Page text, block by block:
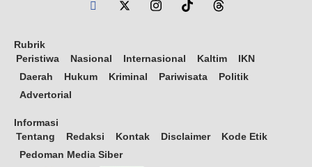
Rubrik
Peristiwa
Nasional Internasional Kaltim
IKN
Daerah
Hukum Kriminal Pariwisata
Politik
Advertorial
Informasi
Tentang
Redaksi Kontak Disclaimer
Kode Etik
Pedoman Media Siber